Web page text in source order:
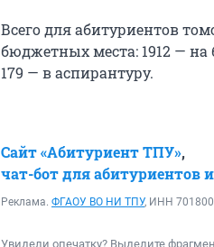
Всего для абитуриентов
бюджетных места: 1912 — на
179 — в аспирантуру.
Сайт «Абитуриент ТПУ»,
чат-бот для абитуриентов
Реклама. ФГАОУ ВО НИ ТПУ, ИНН
Увидели опечатку? Выделите